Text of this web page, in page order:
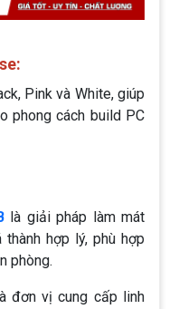
Pink và White, giúp
phong cách build PC
là giải pháp làm mát
hợp lý, phù hợp
phòng.
đơn vị cung cấp linh